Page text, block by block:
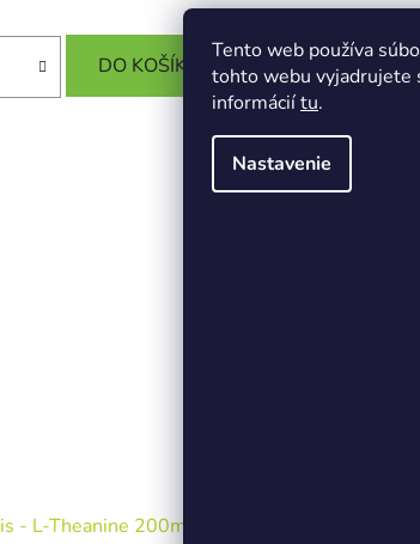
Tento web používa
tohto webu vyjadrujete
informáciítu.
Nastavenie
DO KOŠÍKA
- L-Theanine 200mg, 60 kapsúl